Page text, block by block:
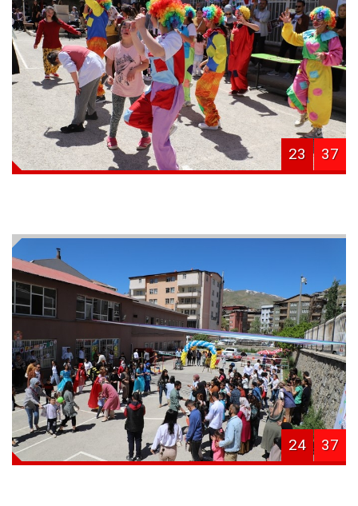
23 37
24 37